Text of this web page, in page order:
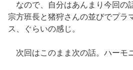
なので、自分はあんまり今回の
宗方班長と猪狩さんの並びでプラ
ス、ぐらいの感じ。
次回はこのまま次の話。ハーモ